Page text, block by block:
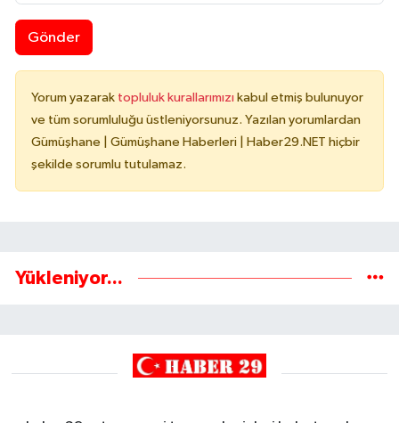
Gönder
Yorum yazarak topluluk kurallarımızı kabul etmiş bulunuyor
ve tüm sorumluluğu üstleniyorsunuz. Yazılan yorumlardan
Gümüşhane | Gümüşhane Haberleri | Haber29.NET hiçbir
şekilde sorumlu tutulamaz.
Yükleniyor...